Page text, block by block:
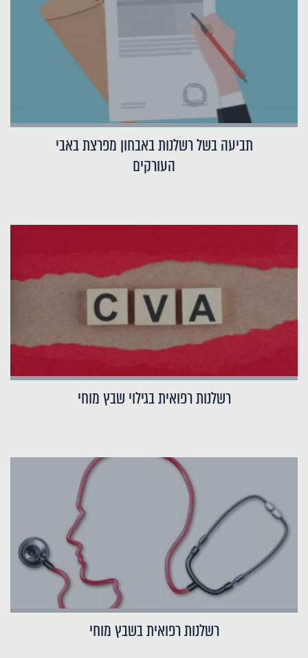
תביעה בשל רשלנות באבחון מפרצת באבי
העורקים
רשלנות רפואית בגילוי שבץ מוחי
רשלנות רפואית בשבץ מוחי